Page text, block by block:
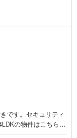
です。セキュリティ
の物件はこちらで